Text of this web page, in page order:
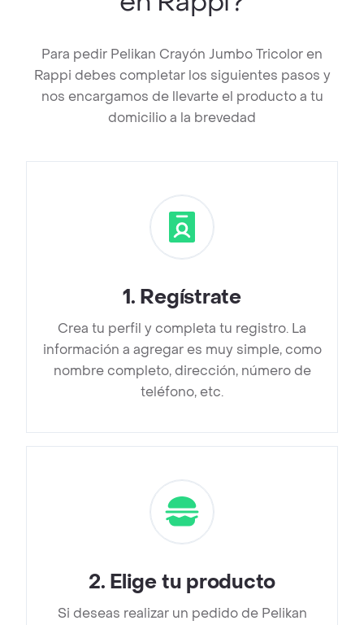
Para pedir Pelikan Crayón Jumbo Tricolor en
Rappi debes completar los siguientes pasos y
nos encargamos de llevarte el producto a tu
domicilio a la brevedad
1. Regístrate
Crea tu perfil y completa tu registro. La
información a agregar es muy simple, como
nombre completo, dirección, número de
teléfono, etc.
2. Elige tu producto
Si deseas realizar un pedido de Pelikan